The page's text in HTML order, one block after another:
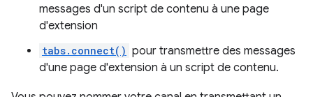
messages d'un script de contenu à une page
d'extension
tabs.connect() pour transmettre des messages
d'une page d'extension à un script de contenu.